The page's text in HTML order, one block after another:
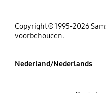
Copyright© 1995-2026
voorbehouden.
Nederland/Nederlands